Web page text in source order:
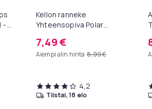
-
Kellon ranneke
Yhteensopiva Polar
kanssa Black
7,49 €
Aiempi alin hinta 8,99 €
4,2
tiistai, 18 elo